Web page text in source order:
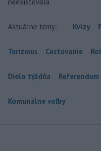
Aktuálne témy: Kvízy
Turizmus Cestovanie
Dielo týždňa Referendum
Komunálne voľby